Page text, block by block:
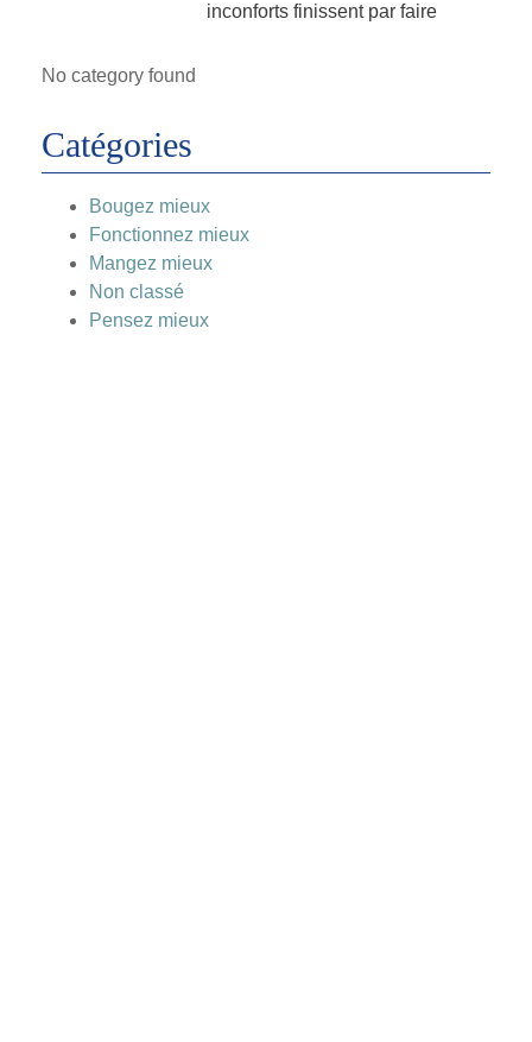
inconforts finissent par faire
No category found
Catégories
Bougez mieux
Fonctionnez mieux
Mangez mieux
Non classé
Pensez mieux